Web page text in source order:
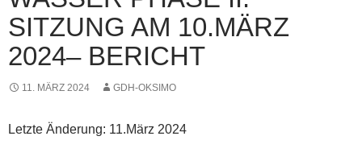
SITZUNG AM 10.MÄRZ
2024– BERICHT
11. MÄRZ 2024 GDH-OKSIMO
Letzte Änderung: 11.März 2024